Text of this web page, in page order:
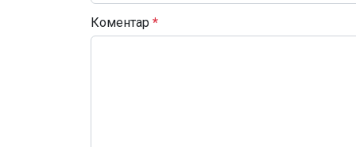
Коментар *